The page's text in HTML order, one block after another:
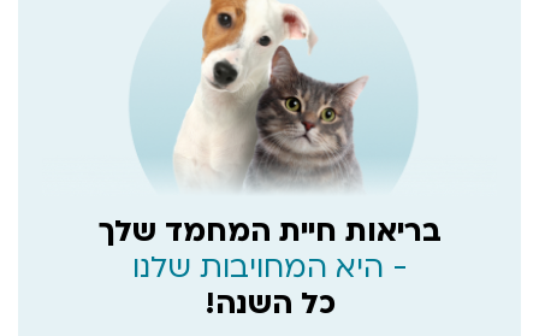
בריאות חיית המחמד שלך
- היא המחויבות שלנו
כל השנה!